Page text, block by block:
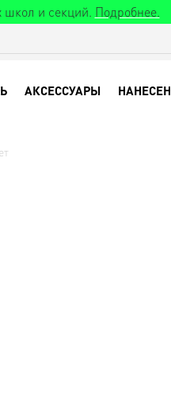
школ и секций. Подробнее.
АКСЕССУАРЫ